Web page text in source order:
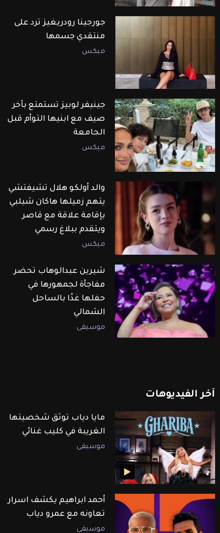
جورجينا رودريغيز ترد على
منتقدي جسمها
ميكس
جينيفر لوبيز تستمتع بآخر
صيف مع ابنيها التوأم قبل
الجامعة
ميكس
والد أولكو هلال تشيفتشي
يتهم زميلها هاكان شيلبي
بإقامة علاقة مع قاصر
ويتقدم ببلاغ رسمي
ميكس
شيرين عبدالوهاب تحضر
مفاجأة لجمهورها في
حفلها غدًا بالساحل
الشمالي
موسيقى
آخر الفيديوهات
مايا دياب توثق شخصيتها
الغريبة في كليب غنائي
موسيقى
أحمد ابراهيم يكشف اسرار
تعاونه مع عمرو دياب
موسيقى